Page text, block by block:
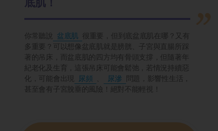
底肌！
你常聽說 盆底肌 很重要，但到底盆底肌在哪？又有
多重要？可以想像盆底肌就是膀胱、子宮與直腸所踩
著的吊床，而盆底肌的四方均有骨頭支撐，但隨著年
紀老化及生育，這張吊床可能會鬆弛，若情況持續惡
化，可能會出現
尿頻 尿滲
問題，影響性生活，
甚至會有子宮脫垂的風險！絕對不能輕視！